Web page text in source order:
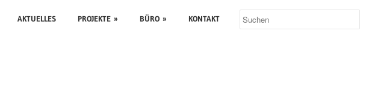
AKTUELLES PROJEKTE » BÜRO » KONTAKT